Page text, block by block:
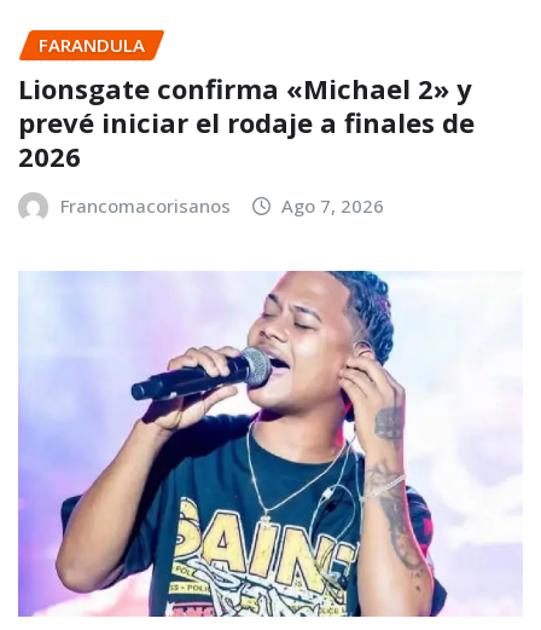
FARANDULA
Lionsgate confirma «Michael 2» y
prevé iniciar el rodaje a finales de
2026
Francomacorisanos Ago 7, 2026